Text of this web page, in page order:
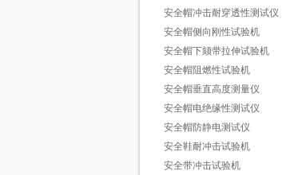
安全帽冲击耐穿透性测试仪
安全帽侧向刚性试验机
安全帽下颏带拉伸试验机
安全帽阻燃性试验机
安全帽垂直高度测量仪
安全帽电绝缘性测试仪
安全帽防静电测试仪
安全鞋耐冲击试验机
安全带冲击试验机